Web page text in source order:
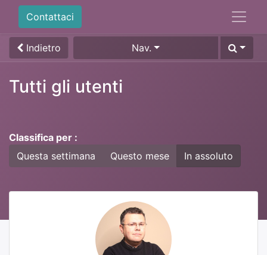
Contattaci
Indietro Nav.
Tutti gli utenti
Classifica per :
Questa settimana
Questo mese In assoluto